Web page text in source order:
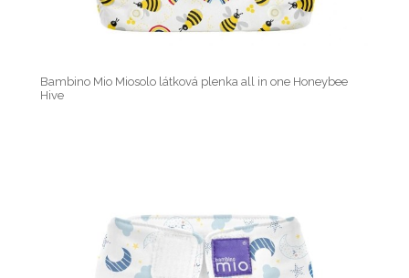
Bambino Mio Miosolo látková plenka all in one Honeybee
Hive